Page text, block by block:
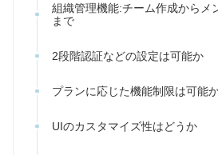
組織管理機能:チーム作成からメ
まで
2段階認証などの設定は可能か
プランに応じた機能制限は可能
UIのカスタマイズ性はどうか